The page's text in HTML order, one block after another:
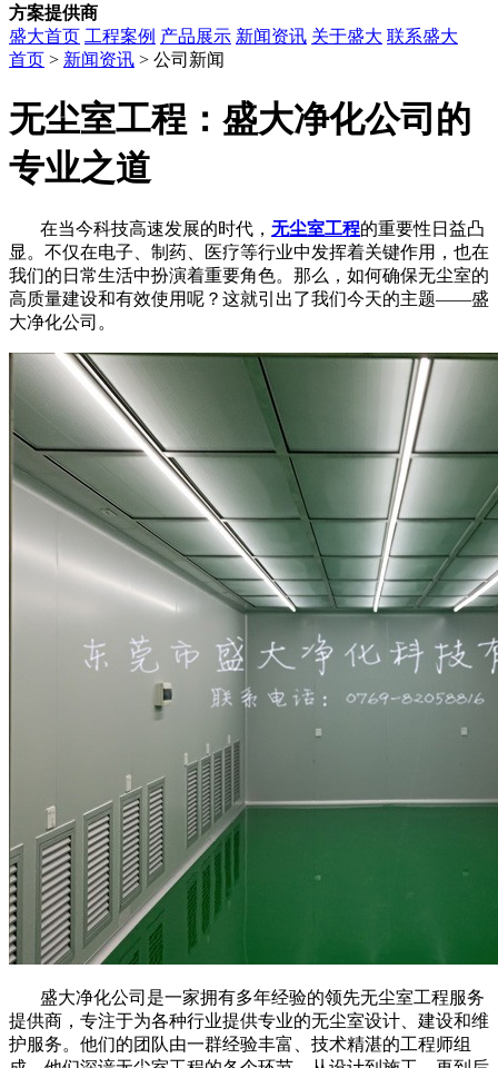
方案提供商
盛大首页 工程案例 产品展示 新闻资讯 关于盛大 联系盛大
首页 > 新闻资讯 > 公司新闻
无尘室工程：盛大净化公司的
专业之道
在当今科技高速发展的时代， 无尘室工程的重要性日益凸
显。不仅在电子、制药、医疗等行业中发挥着关键作用，也在
我们的日常生活中扮演着重要角色。那么，如何确保无尘室的
高质量建设和有效使用呢？这就引出了我们今天的主题——盛
大净化公司。
盛大净化公司是一家拥有多年经验的领先无尘室工程服务
提供商，专注于为各种行业提供专业的无尘室设计、建设和维
护服务。他们的团队由一群经验丰富、技术精湛的工程师组